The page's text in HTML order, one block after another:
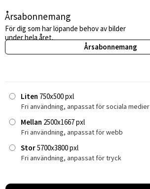
Årsabonnemang
För dig som har löpande behov av bilder
under hela året.
Årsabonnemang
Liten 750x500 pxl
Fri användning, anpassat för sociala medier
Mellan 2500x1667 pxl
Fri användning, anpassat för webb
Stor5700x3800 pxl
Fri användning, anpassat för tryck